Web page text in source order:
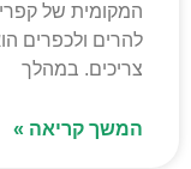
המקומית של
להרים ולכפרים
צריכים. במהלך
המשך קריאה »